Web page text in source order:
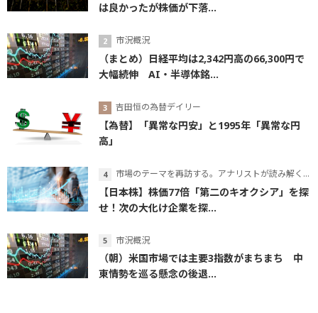
は良かったが株価が下落...
市況概況
（まとめ）日経平均は2,342円高の66,300円で
大幅続伸 AI・半導体銘...
吉田恒の為替デイリー
【為替】「異常な円安」と1995年「異常な円
高」
市場のテーマを再訪する。アナリストが読み解くテーマの本質
【日本株】株価77倍「第二のキオクシア」を探
せ！次の大化け企業を探...
市況概況
（朝）米国市場では主要3指数がまちまち 中
東情勢を巡る懸念の後退...